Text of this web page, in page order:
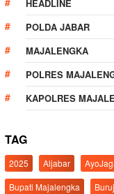
HEADLINE
POLDA JABAR
MAJALENGKA
POLRES
KAPOLRES
TAG
2025 Aljabar
Bupati Majalengka